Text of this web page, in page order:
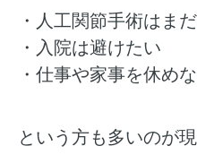
・人工関節手術はま
・入院は避けたい
・仕事や家事を休め
という方も多いのが現